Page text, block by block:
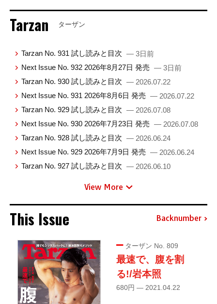
Tarzan ターザン
Tarzan No. 931 試し読みと目次 — 3日前
Next Issue No. 932 2026年8月27日 発売 — 3日前
Tarzan No. 930 試し読みと目次 — 2026.07.22
Next Issue No. 931 2026年8月6日 発売 — 2026.07.22
Tarzan No. 929 試し読みと目次 — 2026.07.08
Next Issue No. 930 2026年7月23日 発売 — 2026.07.08
Tarzan No. 928 試し読みと目次 — 2026.06.24
Next Issue No. 929 2026年7月9日 発売 — 2026.06.24
Tarzan No. 927 試し読みと目次 — 2026.06.10
View More
This Issue Backnumber
ターザン No. 809
最速で、腹を割
る!/岩本照
680円 — 2021.04.22